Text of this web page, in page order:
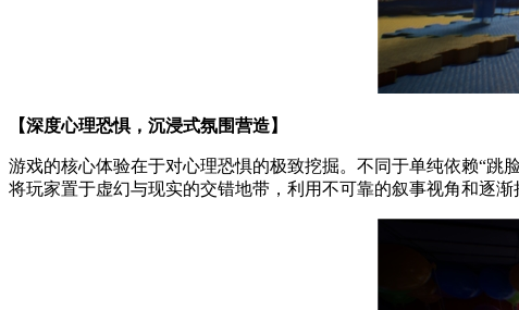
【深度心理恐惧，沉浸式氛围营造】
游戏的核心体验在于对心理恐惧的极致挖掘。不同于单纯依赖“
将玩家置于虚幻与现实的交错地带，利用不可靠的叙事视角和逐